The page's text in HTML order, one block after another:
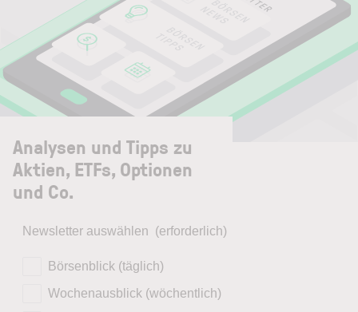
Analysen und Tipps zu
Aktien, ETFs, Optionen
und Co.
Newsletter auswählen (erforderlich)
Börsenblick (täglich)
Wochenausblick (wöchentlich)